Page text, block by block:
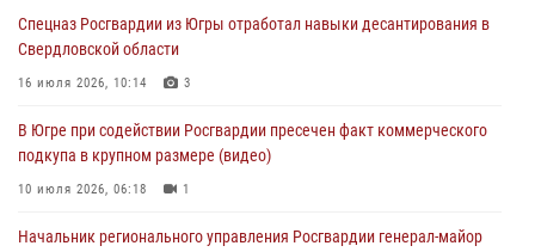
генерала армии Ивана Яковлева
05 августа 2026, 11:31
нарушителей ПДД
05 августа 2026, 11:14
более 100 противоправных деяний за прошедшую неделю
Спецназ Росгвардии из Югры отработал навыки десантирования в
Свердловской области
16 июля 2026, 10:14 3
В Югре при содействии Росгвардии пресечен факт коммерческого
подкупа в крупном размере (видео)
10 июля 2026, 06:18 1
Начальник регионального управления Росгвардии генерал-майор